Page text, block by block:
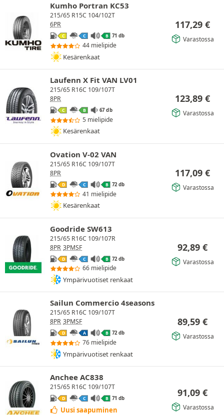
Kumho Portran KC53
215/65 R15C 104/102T
6PR
C C B 71 db
44 mielipide
Kesärenkaat
117,29 €
Varastossa
Laufenn X Fit VAN LV01
215/65 R16C 109/107T
8PR
C B 67 db
5 mielipide
Kesärenkaat
123,89 €
Varastossa
Ovation V-02 VAN
215/65 R16C 109/107T
8PR
D C B 72 db
41 mielipide
Kesärenkaat
117,09 €
Varastossa
Goodride SW613
215/65 R16C 109/107R
8PR 3PMSF
D C B 72 db
66 mielipide
Ympärivuotiset renkaat
92,89 €
Varastossa
Sailun Commercio 4seasons
215/65 R16C 109/107T
8PR 3PMSF
D A B 72 db
76 mielipide
Ympärivuotiset renkaat
89,59 €
Varastossa
Anchee AC838
215/65 R16C 109/107T
D C B 71 db
Uusi saapuminen
91,09 €
Varastossa